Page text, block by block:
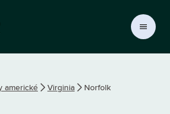
s
americké Virginia Norfolk